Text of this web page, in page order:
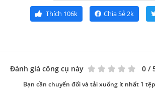
Thích 106k Chia Sẻ2k
Đánh giá công cụ này 0 /
Bạn cần chuyển đổi và tải xuống ít nhất 1